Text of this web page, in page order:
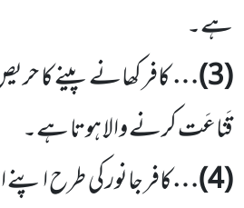
ہے۔
(3)
…کافر کھانے پینے کا
قَناعَت کرنے والا ہوتا ہے۔
(4)
…کافر جانور کی طرح